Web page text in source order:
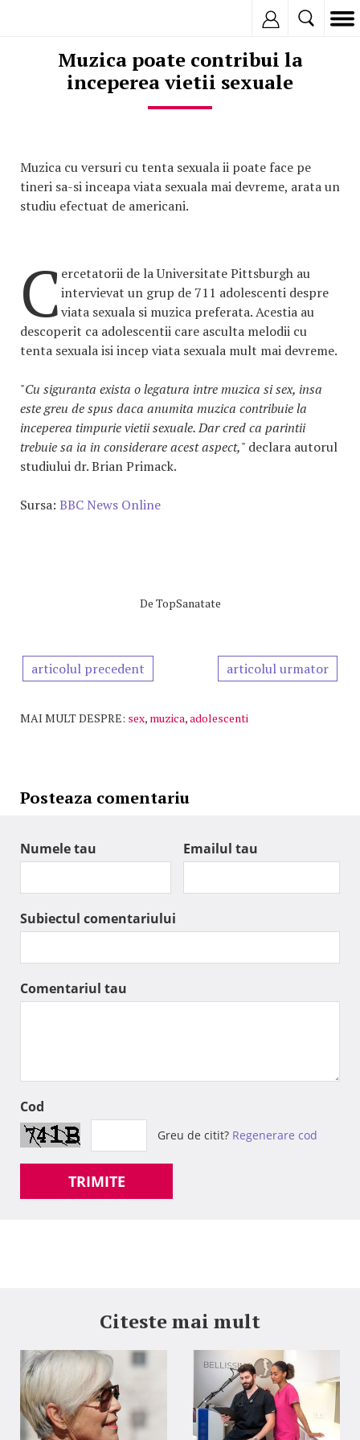
Muzica poate contribui la
inceperea vietii sexuale
Muzica cu versuri cu tenta sexuala ii poate face pe
tineri sa-si inceapa viata sexuala mai devreme, arata un
studiu efectuat de americani.
C ercetatorii de la Universitate Pittsburgh au
intervievat un grup de 711 adolescenti despre
viata sexuala si muzica preferata. Acestia au
descoperit ca adolescentii care asculta melodii cu
tenta sexuala isi incep viata sexuala mult mai devreme.
"Cu siguranta exista o legatura intre muzica si sex, insa
este greu de spus daca anumita muzica contribuie la
inceperea timpurie vietii sexuale. Dar cred ca parintii
trebuie sa ia in considerare acest aspect," declara autorul
studiului dr. Brian Primack.
Sursa: BBC News Online
De TopSanatate
articolul precedent articolul urmator
MAI MULT DESPRE: sex, muzica,adolescenti
Posteaza comentariu
Numele tau Emailul tau
Subiectul comentariului
Comentariul tau
Cod
Greu de citit? Regenerare cod
TRIMITE
Citeste mai mult